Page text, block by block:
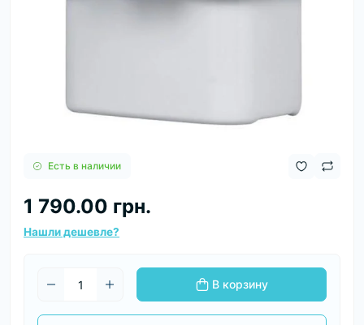
Есть в наличии
1 790.00 грн.
Нашли дешевле?
В корзину